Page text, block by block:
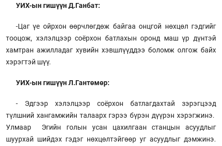
УИХ-ын гишүүн Д.Ганбат:
-Цаг үе ойрхон өөрчлөгдөж байгаа онцгой нөхцөл гэдгийг
тооцож, хэлэлцээр соёрхон батлахын оронд маш үр дүнтэй
хамтран ажилладаг хувийн хэвшлүүддээ боломж олгож байх
хэрэгтэй шүү.
УИХ-ын гишүүн Л.Гантөмөр:
- Эдгээр хэлэлцээр соёрхон батлагдахтай зэрэгцээд
түлшний хангамжийн талаарх гэрээ бүрэн дүүрэн хэрэгжинэ.
Улмаар Эгийн голын усан цахилгаан станцын асуудлыг
шуурхай шийдэх гэдэг нөхцөлтэйгөөр уг асуудлыг дэмжинэ.